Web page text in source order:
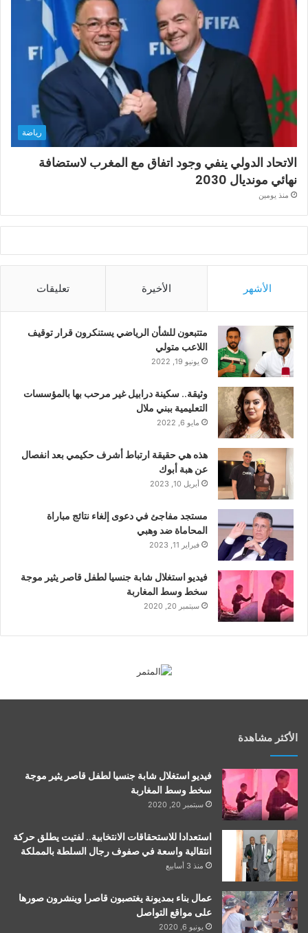
رياضة
الاتحاد الدولي ينفي وجود اتفاق مع المغرب لاستضافة
نهائي مونديال 2030
منذ يومين
الأشهر الأخيرة تعليقات
متتبعون للشأن الرياضي يستنكرون قرار توقيف
اللاعب متولي
يونيو 19, 2022
وثيقة.. سكينة درابيل غير مرحب بها بالمؤسسات
التعليمية ببني ملال
مايو 6, 2022
هذه هي حقيقة ارتباط أشرف حكيمي بعد انفصال
عن هبة أبوك
أبريل 10, 2023
مستجد مفاجئ في دعوى إلغاء نتائج مباراة
المحاماة ضد وهبي
فبراير 11, 2023
فيديو استغلال شابة جنسيا لطفل قاصر يثير موجة
سخط وسط المغاربة
سبتمبر 20, 2020
الأكثر مشاهدة
فيديو استغلال شابة جنسيا لطفل قاصر يثير موجة
سخط وسط المغاربة
سبتمبر 20, 2020
استعدادا للاستحقاقات الانتخابية.. لفتيت يطلق حركة
انتقالية واسعة في صفوف رجال السلطة بالمملكة
منذ 3 أسابيع
عمال بناء بمديونة يغتصبون قاصرا وينشرون صورها
على مواقع التواصل
يونيو 6, 2020